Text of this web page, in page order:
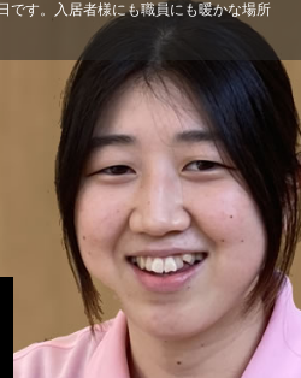
です。入居者様にも職員にも暖かな場所